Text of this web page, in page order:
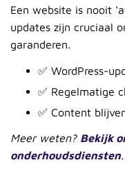
Een website is nooit
updates zijn cruciaal
garanderen.
✅ WordPress-
✅ Regelmatige
✅ Content
Meer weten? Bekijk
onderhoudsdiensten.